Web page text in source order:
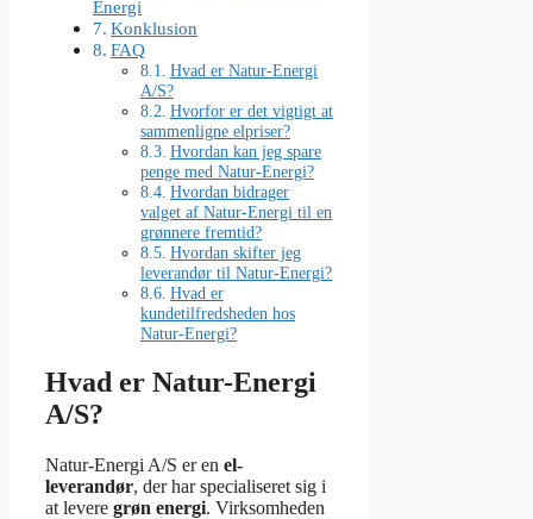
Energi
Konklusion
FAQ
Hvad er Natur-Energi
A/S?
Hvorfor er det vigtigt at
sammenligne elpriser?
Hvordan kan jeg spare
penge med Natur-Energi?
Hvordan bidrager
valget af Natur-Energi til en
grønnere fremtid?
Hvordan skifter jeg
leverandør til Natur-Energi?
Hvad er
kundetilfredsheden hos
Natur-Energi?
Hvad er Natur-Energi
A/S?
Natur-Energi A/S er en el-
leverandør, der har specialiseret sig i
at levere grøn energi. Virksomheden